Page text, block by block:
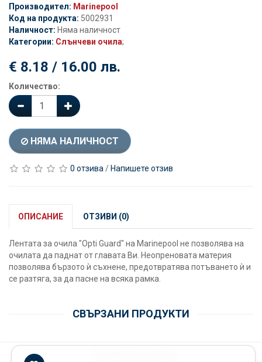
Производител: Marinepool
Код на продукта: 5002931
Наличност: Няма наличност
Категории: Слънчеви очила;
€ 8.18 / 16.00 лв.
Количество:
НЯМА НАЛИЧНОСТ
0 отзива / Напишете отзив
ОПИСАНИЕ ОТЗИВИ (0)
Лентата за очила "Opti Guard" на Marinepool не позволява на
очилата да паднат от главата Ви. Неопреновата материя
позволява бързото ѝ съхнене, предотвратява потъването ѝ и
се разтяга, за да пасне на всяка рамка.
СВЪРЗАНИ ПРОДУКТИ